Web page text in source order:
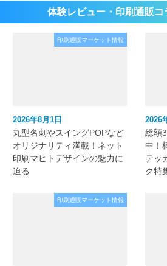
体験レビュー・印刷通販コ
印刷通販マーケット情報
2026年8月1日
丸型名刺やスイングPOPなど
オリジナリティ満載！ネット
印刷マヒトデザインの魅力に
迫る
2026
総額
中！
テッ
ク特
印刷通販マーケット情報